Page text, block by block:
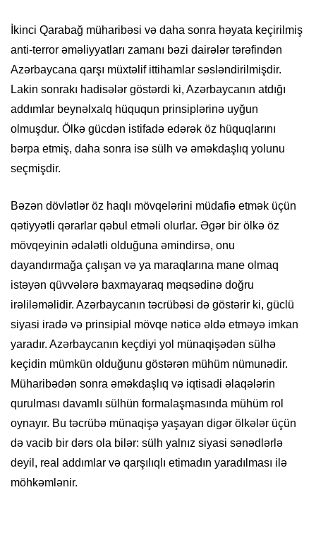
İkinci Qarabağ müharibəsi və daha sonra həyata keçirilmiş
anti-terror əməliyyatları zamanı bəzi dairələr tərəfindən
Azərbaycana qarşı müxtəlif ittihamlar səsləndirilmişdir.
Lakin sonrakı hadisələr göstərdi ki, Azərbaycanın atdığı
addımlar beynəlxalq hüququn prinsiplərinə uyğun
olmuşdur. Ölkə gücdən istifadə edərək öz hüquqlarını
bərpa etmiş, daha sonra isə sülh və əməkdaşlıq yolunu
seçmişdir.
Bəzən dövlətlər öz haqlı mövqelərini müdafiə etmək üçün
qətiyyətli qərarlar qəbul etməli olurlar. Əgər bir ölkə öz
mövqeyinin ədalətli olduğuna əmindirsə, onu
dayandırmağa çalışan və ya maraqlarına mane olmaq
istəyən qüvvələrə baxmayaraq məqsədinə doğru
irəliləməlidir. Azərbaycanın təcrübəsi də göstərir ki, güclü
siyasi iradə və prinsipial mövqe nəticə əldə etməyə imkan
yaradır. Azərbaycanın keçdiyi yol münaqişədən sülhə
keçidin mümkün olduğunu göstərən mühüm nümunədir.
Müharibədən sonra əməkdaşlıq və iqtisadi əlaqələrin
qurulması davamlı sülhün formalaşmasında mühüm rol
oynayır. Bu təcrübə münaqişə yaşayan digər ölkələr üçün
də vacib bir dərs ola bilər: sülh yalnız siyasi sənədlərlə
deyil, real addımlar və qarşılıqlı etimadın yaradılması ilə
möhkəmlənir.